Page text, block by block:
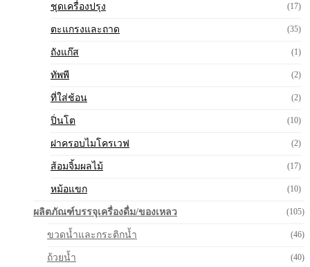
ชุดเครื่องปรุง (17)
ตะแกรงและถาด (35)
ถังแก๊ส (1)
ทัพพี (2)
ที่ใส่ช้อน (2)
ปิ่นโต (10)
ฝาครอบไมโครเวฟ (2)
ส้อมจิ้มผลไม้ (17)
หม้อแขก (10)
ผลิตภัณฑ์บรรจุเครื่องดื่ม/ของเหลว (105)
ขวดน้ำและกระติกน้ำ (46)
ถ้วยน้ำ (40)